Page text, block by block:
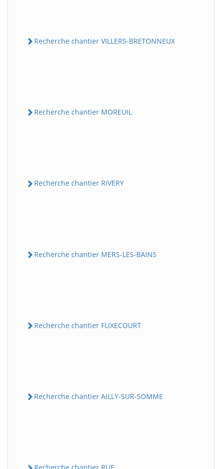
Recherche chantier VILLERS-BRETONNEUX
Recherche chantier MOREUIL
Recherche chantier RIVERY
Recherche chantier MERS-LES-BAINS
Recherche chantier FLIXECOURT
Recherche chantier AILLY-SUR-SOMME